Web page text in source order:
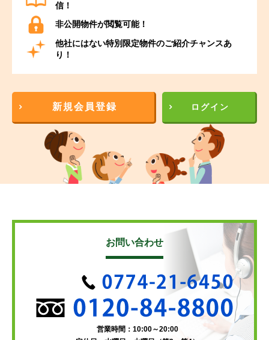
信！
非公開物件が閲覧可能！
他社にはない特別限定物件のご紹介チャンスあ
り！
新規会員登録 ログイン
お問い合わせ
営業時間：10:00～20:00